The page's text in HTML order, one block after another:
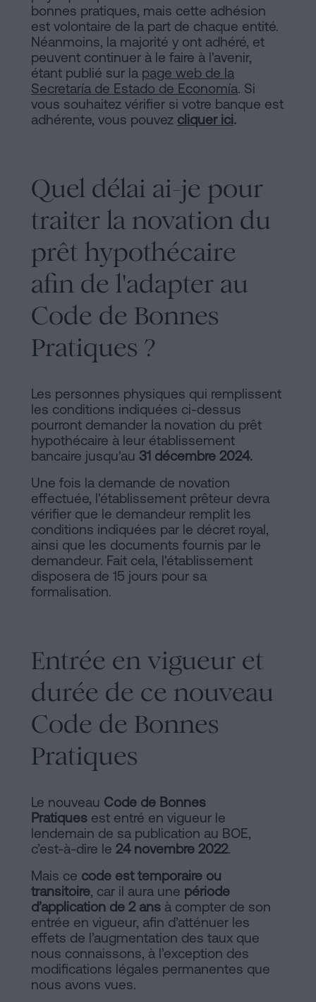
bonnes pratiques, mais cette adhésion
est volontaire de la part de chaque entité.
Néanmoins, la majorité y ont adhéré, et
peuvent continuer à le faire à l'avenir,
étant publié sur la page web de la
Secretaría de Estado de Economía. Si
vous souhaitez vérifier si votre banque est
adhérente, vous pouvez cliquer ici.
Quel délai ai-je pour
traiter la novation du
prêt hypothécaire
afin de l'adapter au
Code de Bonnes
Pratiques ?
Les personnes physiques qui remplissent
les conditions indiquées ci-dessus
pourront demander la novation du prêt
hypothécaire à leur établissement
bancaire jusqu'au 31 décembre 2024.
Une fois la demande de novation
effectuée, l'établissement prêteur devra
vérifier que le demandeur remplit les
conditions indiquées par le décret royal,
ainsi que les documents fournis par le
demandeur. Fait cela, l'établissement
disposera de 15 jours pour sa
formalisation.
Entrée en vigueur et
durée de ce nouveau
Code de Bonnes
Pratiques
Le nouveau Code de Bonnes
Pratiques est entré en vigueur le
lendemain de sa publication au BOE,
c’est-à-dire le 24 novembre 2022.
Mais ce code est temporaire ou
transitoire, car il aura une période
d’application de 2 ans à compter de son
entrée en vigueur, afin d’atténuer les
effets de l’augmentation des taux que
nous connaissons, à l’exception des
modifications légales permanentes que
nous avons vues.